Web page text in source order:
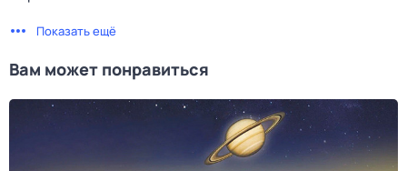
Показать ещё
Вам может понравиться